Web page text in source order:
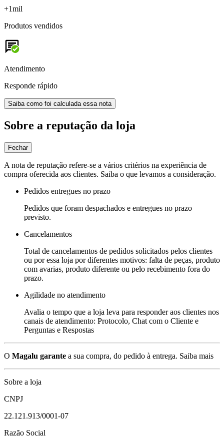
+1mil
Produtos vendidos
Atendimento
Responde rápido
Saiba como foi calculada essa nota
Sobre a reputação da loja
Fechar
A nota de reputação refere-se a vários critérios na experiência de
compra oferecida aos clientes. Saiba o que levamos a consideração.
Pedidos entregues no prazo
Pedidos que foram despachados e entregues no prazo
previsto.
Cancelamentos
Total de cancelamentos de pedidos solicitados pelos clientes
ou por essa loja por diferentes motivos: falta de peças, produto
com avarias, produto diferente ou pelo recebimento fora do
prazo.
Agilidade no atendimento
Avalia o tempo que a loja leva para responder aos clientes nos
canais de atendimento: Protocolo, Chat com o Cliente e
Perguntas e Respostas
O Magalu garante a sua compra, do pedido à entrega. Saiba mais
Sobre a loja
CNPJ
22.121.913/0001-07
Razão Social